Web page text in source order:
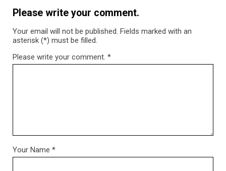
Please write your comment.
Your email will not be published. Fields marked with an
asterisk (*) must be filled.
Please write your comment. *
Your Name *